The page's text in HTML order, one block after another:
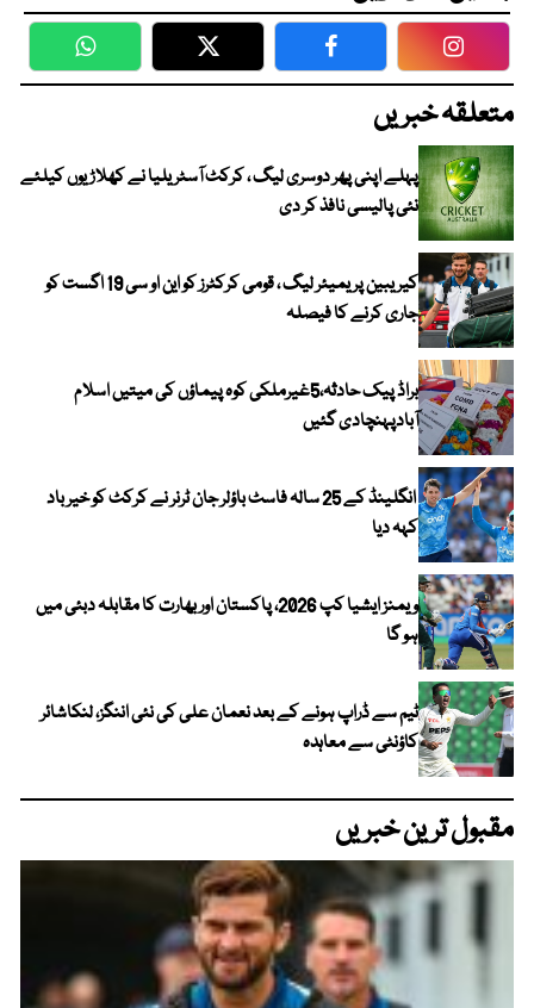
WhatsApp Twitter Facebook
متعلقہ خبریں
پہلے اپنی پھر دوسری لیگ ، کرکٹ آسٹریلیا نے کھلاڑیوں کیلئے
نئی پالیسی نافذ کر دی
کیریبین پریمیئر لیگ ، قومی کرکٹرز کو این او سی 19 اگست کو
جاری کرنے کا فیصلہ
براڈ پیک حادثہ،5غیرملکی کوہ پیماؤں کی میتیں اسلام
آبادپہنچادی گئیں
انگلینڈ کے 25 سالہ فاسٹ باؤلر جان ٹرنر نے کرکٹ کو خیر باد
کہہ دیا
ویمنز ایشیا کپ 2026، پاکستان اور بھارت کا مقابلہ دبئی میں
ہو گا
ٹیم سے ڈراپ ہونے کے بعد نعمان علی کی نئی اننگز، لنکاشائر
کاؤنٹی سے معاہدہ
مقبول ترین خبریں